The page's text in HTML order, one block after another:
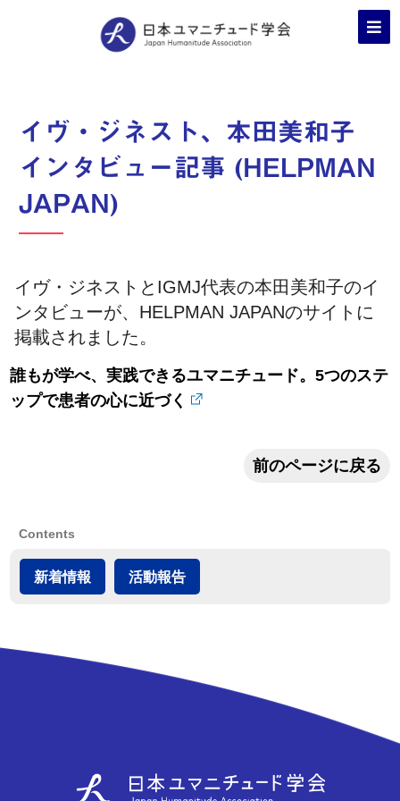
イヴ・ジネスト、本田美和子
インタビュー記事 (HELPMAN
JAPAN)
イヴ・ジネストとIGMJ代表の本田美和子のイ
ンタビューが、HELPMAN JAPANのサイトに
掲載されました。
誰もが学べ、実践できるユマニチュード。5つのステ
ップで患者の心に近づく
前のページに戻る
Contents
新着情報 活動報告